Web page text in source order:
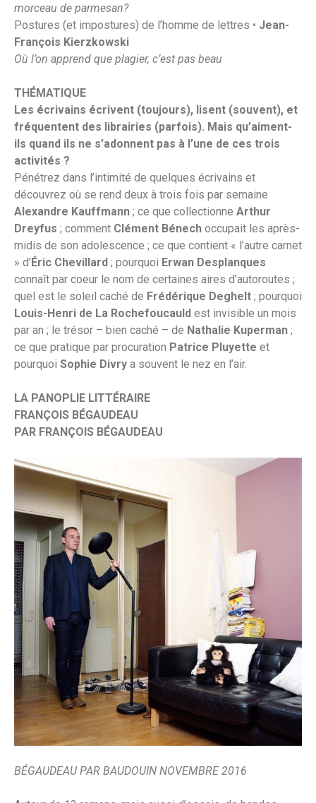
morceau de parmesan?
Postures (et impostures) de l’homme de lettres • Jean-
François Kierzkowski
Où l’on apprend que plagier, c’est pas beau
THÉMATIQUE
Les écrivains écrivent (toujours), lisent (souvent), et
fréquentent des librairies (parfois). Mais qu’aiment-
ils quand ils ne s’adonnent pas à l’une de ces trois
activités ?
Pénétrez dans l’intimité de quelques écrivains et
découvrez où se rend deux à trois fois par semaine
Alexandre Kauffmann ; ce que collectionne Arthur
Dreyfus ; comment Clément Bénech occupait les après-
midis de son adolescence ; ce que contient « l’autre carnet
» d’Éric Chevillard ; pourquoi Erwan Desplanques
connaît par coeur le nom de certaines aires d’autoroutes ;
quel est le soleil caché de Frédérique Deghelt ; pourquoi
Louis-Henri de La Rochefoucauld est invisible un mois
par an ; le trésor – bien caché – de Nathalie Kuperman ;
ce que pratique par procuration Patrice Pluyette et
pourquoi Sophie Divry a souvent le nez en l’air.
LA PANOPLIE LITTÉRAIRE
FRANÇOIS BÉGAUDEAU
PAR FRANÇOIS BÉGAUDEAU
BÉGAUDEAU PAR BAUDOUIN NOVEMBRE 2016